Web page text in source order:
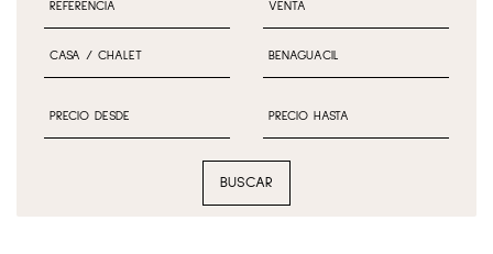
BUSCAR